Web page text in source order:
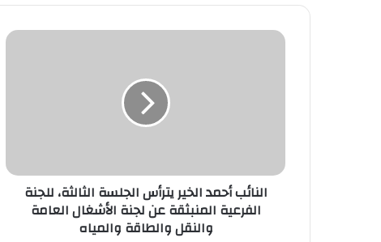
النائب أحمد الخير يترأس الجلسة الثالثة، للجنة
الفرعية المنبثقة عن لجنة الأشغال العامة
والنقل والطاقة والمياه